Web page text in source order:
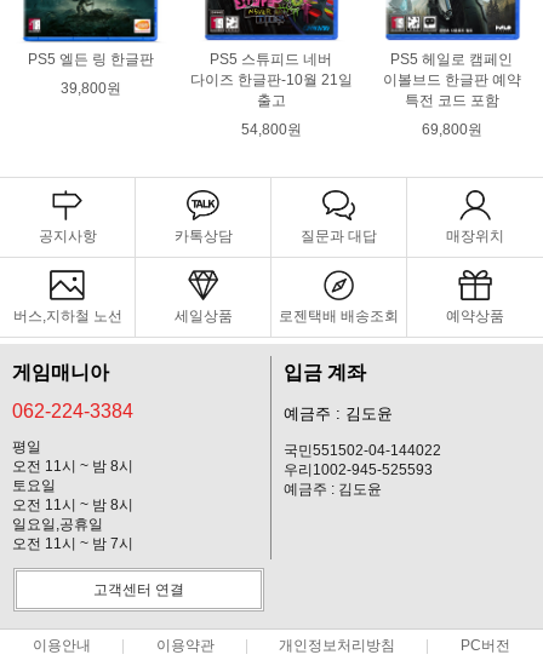
PS5 엘든 링 한글판
39,800원
PS5 스튜피드 네버
다이즈 한글판-10월 21일
출고
54,800원
PS5 헤일로 캠페인
이볼브드 한글판 예약
특전 코드 포함
69,800원
공지사항 카톡상담 질문과 대답 매장위치
버스,지하철 노선 세일상품 로젠택배 배송조회 예약상품
게임매니아
062-224-3384
평일
오전 11시 ~ 밤 8시
토요일
오전 11시 ~ 밤 8시
일요일,공휴일
오전 11시 ~ 밤 7시
입금 계좌
예금주 : 김도윤
국민551502-04-144022
우리1002-945-525593
예금주 : 김도윤
고객센터 연결
이용안내 이용약관 개인정보처리방침 PC버전